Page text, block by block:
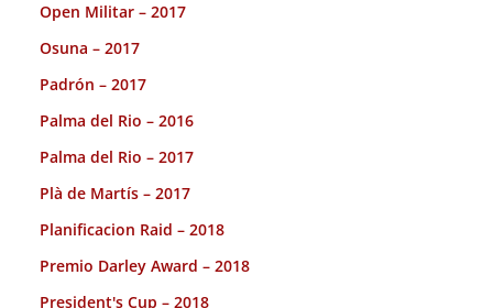
Open Militar – 2017
Osuna – 2017
Padrón – 2017
Palma del Rio – 2016
Palma del Rio – 2017
Plà de Martís – 2017
Planificacion Raid – 2018
Premio Darley Award – 2018
President's Cup – 2018